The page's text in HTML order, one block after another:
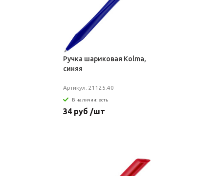
Ручка шариковая Kolma,
синяя
Артикул: 21125.40
В наличии: есть
34 руб /шт